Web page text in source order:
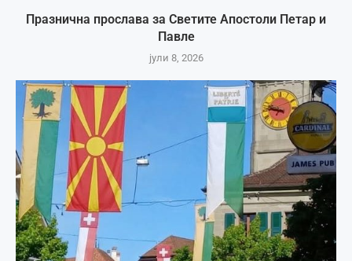
Празнична прослава за Светите Апостоли Петар и
Павле
јули 8, 2026